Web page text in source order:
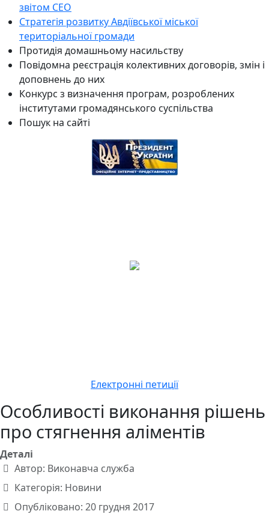
звітом СЕО
Стратегія розвитку Авдіївської міської
територіальної громади
Протидія домашньому насильству
Повідомна реєстрація колективних договорів, змін і
доповнень до них
Конкурс з визначення програм, розроблених
інститутами громадянського суспільства
Пошук на сайті
Електронні петиції
Особливості виконання рішень
про стягнення аліментів
Деталі
Автор: Виконавча служба
Категорія: Новини
Опубліковано: 20 грудня 2017